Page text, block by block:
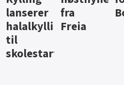
Bowl
førstevalg
i lite-